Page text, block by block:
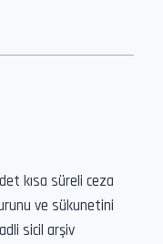
kısa süreli ceza
ve sükunetini
sicil arşiv